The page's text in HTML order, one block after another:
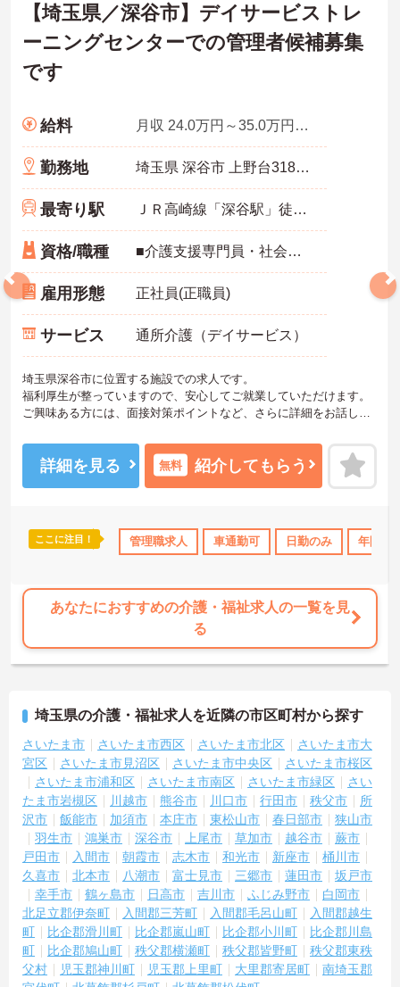
・借り上げ 住宅手当・補助 託児所・育児補助 日勤のみ
【埼玉県／深谷市】デイサービストレ
ーニングセンターでの管理者候補募集
です
給料 月収 24.0万円～35.0万円程度 諸手当込
勤務地 埼玉県 深谷市 上野台3180-1
最寄り駅 ＪＲ高崎線「深谷駅」徒歩15分
資格/職種 ■介護支援専門員・社会福祉士・介護福祉士 ※いずれかお持ちの方 ※管理職経験5年以上
雇用形態 正社員(正職員)
サービス 通所介護（デイサービス）
埼玉県深谷市に位置する施設での求人です。
福利厚生が整っていますので、安心してご就業していただけます。
ご興味ある方には、面接対策ポイントなど、さらに詳細をお話しい
詳細を見る 無料 紹介してもらう
ここに注目！ 管理職求人 車通勤可 日勤のみ 年間休
あなたにおすすめの介護・福祉求人の一覧を見
る
埼玉県の介護・福祉求人を近隣の市区町村から探す
さいたま市 さいたま市西区 さいたま市北区
さいたま市大
宮区
さいたま市見沼区 さいたま市中央区
さいたま市桜区
さいたま市浦和区
さいたま市南区 さいたま市緑区
さい
たま市岩槻区
川越市 熊谷市 川口市 行田市 秩父市
所
沢市
飯能市 加須市 本庄市 東松山市 春日部市
狭山市
羽生市
鴻巣市 深谷市 上尾市 草加市 越谷市
蕨市
戸田市
入間市 朝霞市 志木市 和光市 新座市
桶川市
久喜市
北本市 八潮市 富士見市 三郷市 蓮田市
坂戸市
幸手市
鶴ヶ島市 日高市 吉川市 ふじみ野市
白岡市
北足立郡伊奈町
入間郡三芳町 入間郡毛呂山町
入間郡越生
町
比企郡滑川町 比企郡嵐山町 比企郡小川町
比企郡川島
町
比企郡鳩山町 秩父郡横瀬町 秩父郡皆野町
秩父郡東秩
父村
児玉郡神川町 児玉郡上里町 大里郡寄居町
南埼玉郡